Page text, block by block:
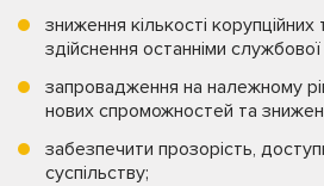
зниження кількості
здійснення останніми службової
запровадження на належному
нових спроможностей та
забезпечити прозорість,
суспільству;